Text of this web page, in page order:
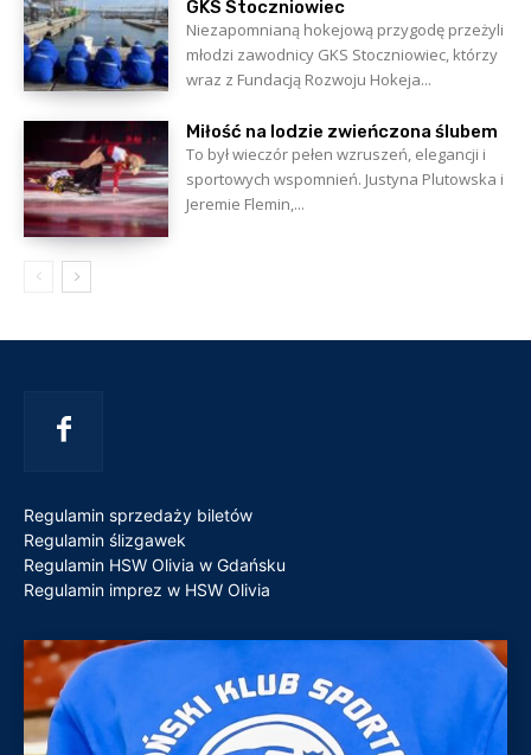
GKS Stoczniowiec
Niezapomnianą hokejową przygodę przeżyli
młodzi zawodnicy GKS Stoczniowiec, którzy
wraz z Fundacją Rozwoju Hokeja...
Miłość na lodzie zwieńczona ślubem
To był wieczór pełen wzruszeń, elegancji i
sportowych wspomnień. Justyna Plutowska i
Jeremie Flemin,...
Regulamin sprzedaży biletów
Regulamin ślizgawek
Regulamin HSW Olivia w Gdańsku
Regulamin imprez w HSW Olivia